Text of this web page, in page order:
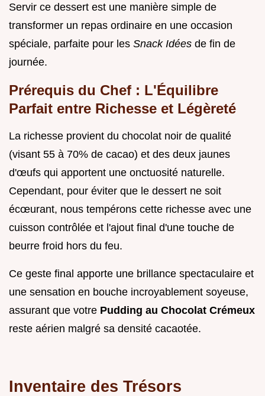
Servir ce dessert est une manière simple de
transformer un repas ordinaire en une occasion
spéciale, parfaite pour les Snack Idées de fin de
journée.
Prérequis du Chef : L'Équilibre
Parfait entre Richesse et Légèreté
La richesse provient du chocolat noir de qualité
(visant 55 à 70% de cacao) et des deux jaunes
d'œufs qui apportent une onctuosité naturelle.
Cependant, pour éviter que le dessert ne soit
écœurant, nous tempérons cette richesse avec une
cuisson contrôlée et l'ajout final d'une touche de
beurre froid hors du feu.
Ce geste final apporte une brillance spectaculaire et
une sensation en bouche incroyablement soyeuse,
assurant que votre Pudding au Chocolat Crémeux
reste aérien malgré sa densité cacaotée.
Inventaire des Trésors